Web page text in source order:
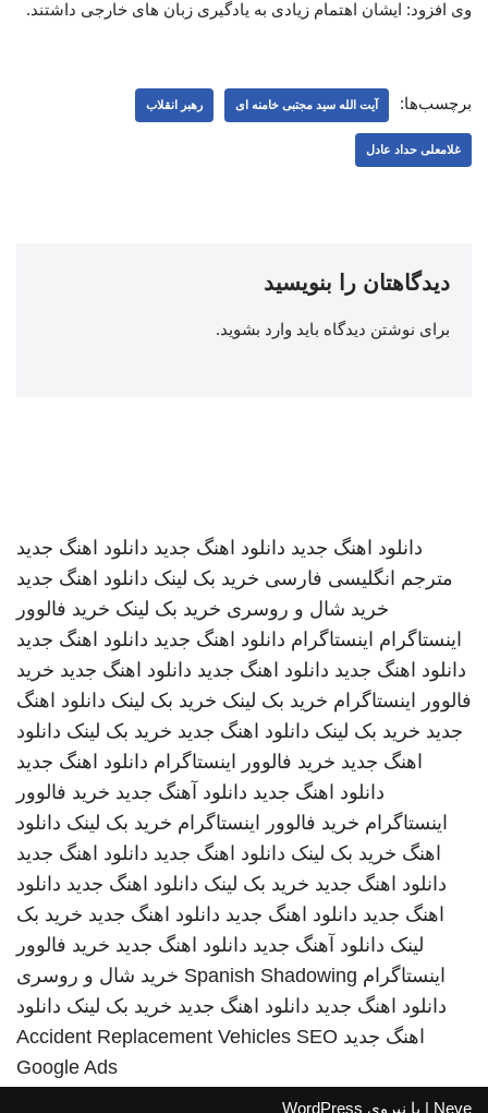
وی افزود: ایشان اهتمام زیادی به یادگیری زبان های خارجی داشتند.
برچسب‌ها: آیت الله سید مجتبی خامنه ای رهبر انقلاب
غلامعلی حداد عادل
دیدگاهتان را بنویسید
برای نوشتن دیدگاه باید وارد بشوید.
دانلود اهنگ جدید دانلود اهنگ جدید دانلود اهنگ جدید
مترجم انگلیسی فارسی خرید بک لینک دانلود اهنگ جدید
خرید شال و روسری خرید بک لینک خرید فالوور
اینستاگرام اینستاگرام دانلود اهنگ جدید دانلود اهنگ جدید
دانلود اهنگ جدید دانلود اهنگ جدید دانلود اهنگ جدید خرید
فالوور اینستاگرام خرید بک لینک خرید بک لینک دانلود اهنگ
جدید خرید بک لینک دانلود اهنگ جدید خرید بک لینک دانلود
اهنگ جدید خرید فالوور اینستاگرام دانلود اهنگ جدید
دانلود اهنگ جدید دانلود آهنگ جدید خرید فالوور
اینستاگرام خرید فالوور اینستاگرام خرید بک لینک دانلود
اهنگ خرید بک لینک دانلود اهنگ جدید دانلود اهنگ جدید
دانلود اهنگ جدید خرید بک لینک دانلود اهنگ جدید دانلود
اهنگ جدید دانلود اهنگ جدید دانلود اهنگ جدید خرید بک
لینک دانلود آهنگ جدید دانلود اهنگ جدید خرید فالوور
اینستاگرام Spanish Shadowing خرید شال و روسری
دانلود اهنگ جدید دانلود اهنگ جدید خرید بک لینک دانلود
اهنگ جدید
Accident Replacement Vehicles SEO
Google Ads
Neve | با نیروی WordPress